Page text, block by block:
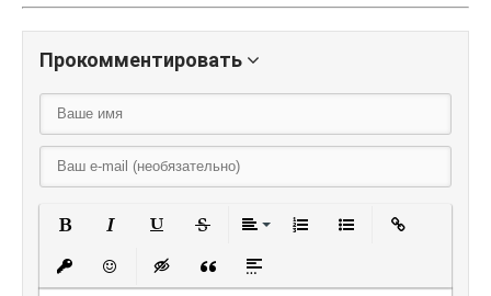
Прокомментировать